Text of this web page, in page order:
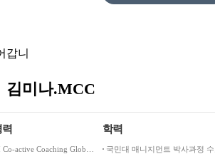
김미나.MCC
active Coaching Global
학력
국민대 매니지먼트 박사과정